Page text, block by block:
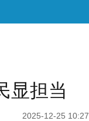
显担当
2025-12-25 10:27